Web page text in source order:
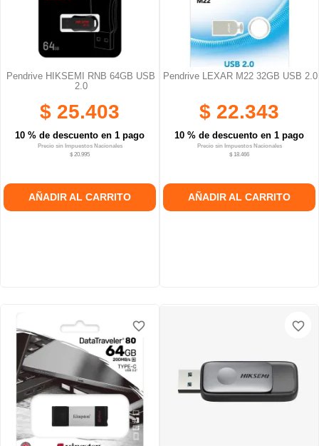
Pendrive HIKSEMI RNB 64GB USB
2.0
$ 25.403
10 % de descuento en 1 pago
Precio sin Impuestos Nacionales
$ 20.995
AÑADIR AL CARRITO
Pendrive LEXAR M22 32GB USB 2.0
$ 22.343
10 % de descuento en 1 pago
Precio sin Impuestos Nacionales
$ 18.466
AÑADIR AL CARRITO
favorite_border
favorite_border favorite_border
favorite_border